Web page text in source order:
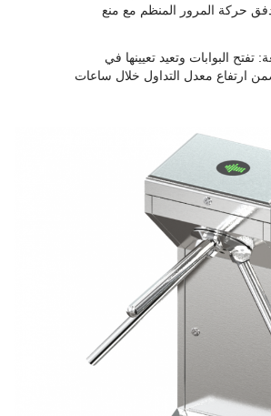
حركة المرور المنظم مع منع
البوابات وتعيد تعيينها في
مما يضمن ارتفاع معدل التداول خلال ساعات